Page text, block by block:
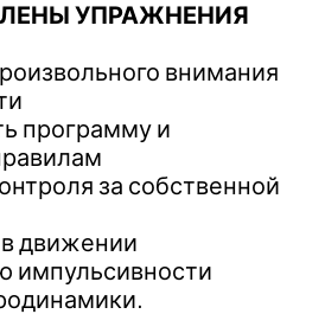
УПРАЖНЕНИЯ
внимания
программу и
за собственной
движении
импульсивности